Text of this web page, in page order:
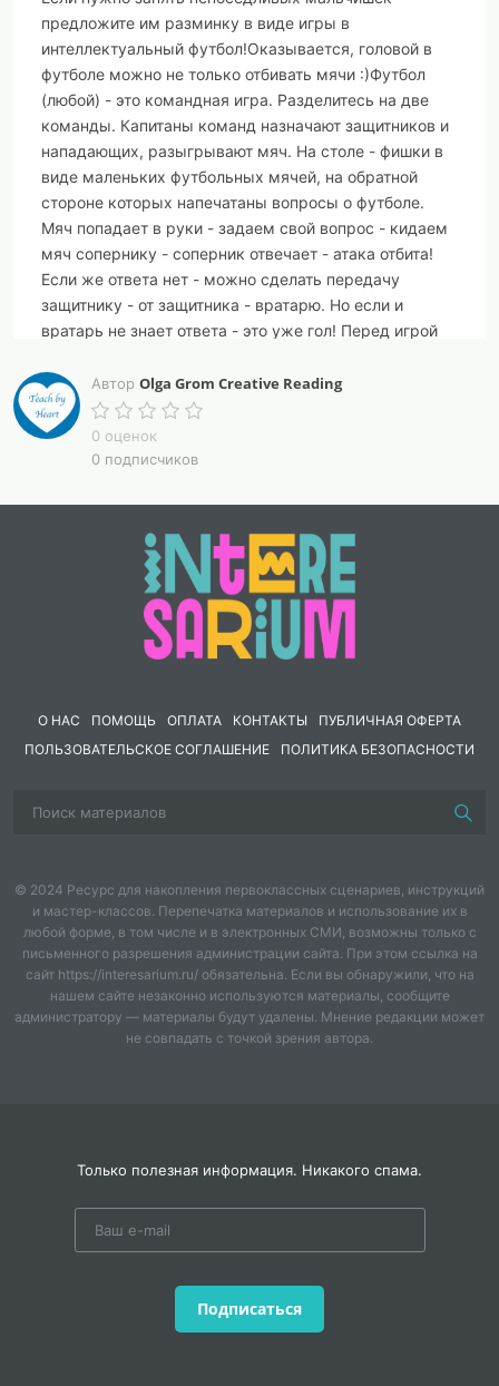
предложите им разминку в виде игры в
интеллектуальный футбол!Оказывается, головой в
футболе можно не только отбивать мячи :)Футбол
(любой) - это командная игра. Разделитесь на две
команды. Капитаны команд назначают защитников и
нападающих, разыгрывают мяч. На столе - фишки в
виде маленьких футбольных мячей, на обратной
стороне которых напечатаны вопросы о футболе.
Мяч попадает в руки - задаем свой вопрос - кидаем
мяч сопернику - соперник отвечает - атака отбита!
Если же ответа нет - можно сделать передачу
защитнику - от защитника - вратарю. Но если и
вратарь не знает ответа - это уже гол! Перед игрой
с детьми любой детский документальный фильм о
футболе (на YouTube есть большой выбор видео на
данную тематику).Материалы для игры: 24 карточки-
мячи с вопросами,правила игры,инструкция по
понадобятся: - принтер - ламинатор - плёнка для
ламинирования - ножницы - два небольших
прямоугольника из цветного картона (жёлтого и
красного цвета)
Автор Olga Grom Creative Reading
0 оценок
0 подписчиков
О НАС ПОМОЩЬ ОПЛАТА КОНТАКТЫ
ПУБЛИЧНАЯ ОФЕРТА
ПОЛЬЗОВАТЕЛЬСКОЕ СОГЛАШЕНИЕ
ПОЛИТИКА БЕЗОПАСНОСТИ
© 2024 Ресурс для накопления первоклассных сценариев, инструкций
и мастер-классов. Перепечатка материалов и использование их в
любой форме, в том числе и в электронных СМИ, возможны только с
письменного разрешения администрации сайта. При этом ссылка на
сайт https://interesarium.ru/ обязательна. Если вы обнаружили, что на
нашем сайте незаконно используются материалы, сообщите
администратору — материалы будут удалены. Мнение редакции может
не совпадать с точкой зрения автора.
Только полезная информация. Никакого спама.
Подписаться